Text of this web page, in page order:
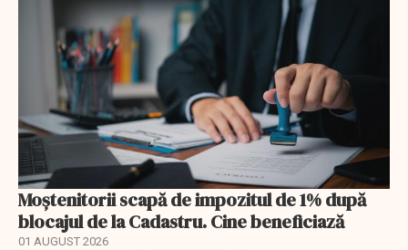
Moștenitorii scapă de impozitul de 1% după
blocajul de la Cadastru. Cine beneficiază
01 AUGUST 2026